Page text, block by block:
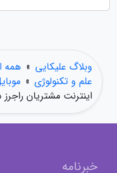
وبلاگ علیکایی » همه
علم و تکنولوژی »
اینترنت مشتریان
خبرنامه